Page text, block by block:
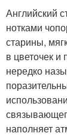
Английский
нотками
старины,
в цветочек и
нередко
наполняет